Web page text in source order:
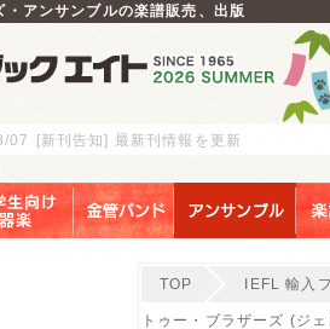
アンサンブルの楽譜販売、出版
07 [新刊告知] 最新刊情報を更新
TOP IEFL 輸入
トゥー・ブラザーズ (ジ